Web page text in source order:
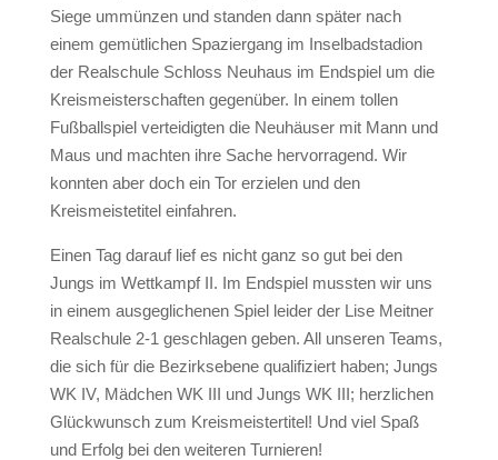
Siege ummünzen und standen dann später nach
einem gemütlichen Spaziergang im Inselbadstadion
der Realschule Schloss Neuhaus im Endspiel um die
Kreismeisterschaften gegenüber. In einem tollen
Fußballspiel verteidigten die Neuhäuser mit Mann und
Maus und machten ihre Sache hervorragend. Wir
konnten aber doch ein Tor erzielen und den
Kreismeistetitel einfahren.
Einen Tag darauf lief es nicht ganz so gut bei den
Jungs im Wettkampf II. Im Endspiel mussten wir uns
in einem ausgeglichenen Spiel leider der Lise Meitner
Realschule 2-1 geschlagen geben. All unseren Teams,
die sich für die Bezirksebene qualifiziert haben; Jungs
WK IV, Mädchen WK III und Jungs WK III; herzlichen
Glückwunsch zum Kreismeistertitel! Und viel Spaß
und Erfolg bei den weiteren Turnieren!